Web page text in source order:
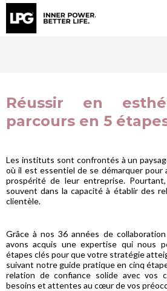
Réussir en
parcours en 5
Les instituts sont confrontés à un
où il est essentiel de se démarquer pour
prospérité de leur entreprise.
souvent dans la capacité à établir des
clientèle.
Grâce à nos 36 années de
avons acquis une expertise qui nous
étapes clés pour que votre stratégie
suivant notre guide pratique en cinq
relation de confiance solide avec vos
besoins et attentes au cœur de vos